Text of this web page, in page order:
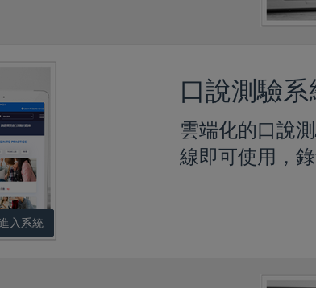
入系統
口說測驗系
雲端化的口說
線即可使用，